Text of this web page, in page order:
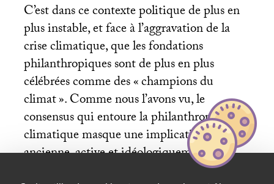
C’est dans ce contexte politique de plus en
plus instable, et face à l’aggravation de la
crise climatique, que les fondations
philanthropiques sont de plus en plus
célébrées comme des «champions du
climat». Comme nous l’avons vu, le
consensus qui entoure la philanthropie
climatique masque une implication
ancienne, active et idéologiquement
motivée dans le débat climatique. Il